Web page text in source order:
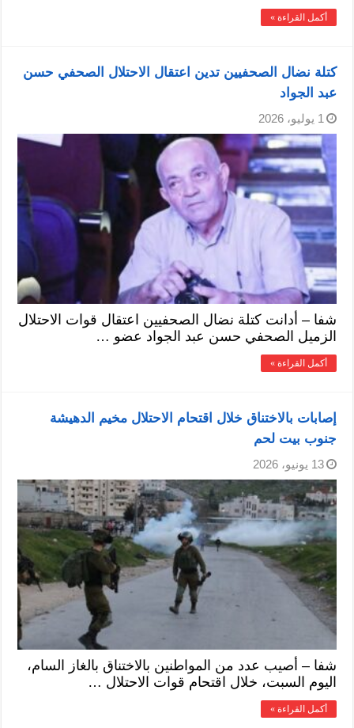
أكمل القراءة »
كتلة نضال الصحفيين تدين اعتقال الاحتلال الصحفي حسن
عبد الجواد
1 يوليو، 2026
شفا – أدانت كتلة نضال الصحفيين اعتقال قوات الاحتلال
الزميل الصحفي حسن عبد الجواد عضو …
أكمل القراءة »
إصابات بالاختناق خلال اقتحام الاحتلال مخيم الدهيشة
جنوب بيت لحم
13 يونيو، 2026
شفا – أصيب عدد من المواطنين بالاختناق بالغاز السام،
اليوم السبت، خلال اقتحام قوات الاحتلال …
أكمل القراءة »